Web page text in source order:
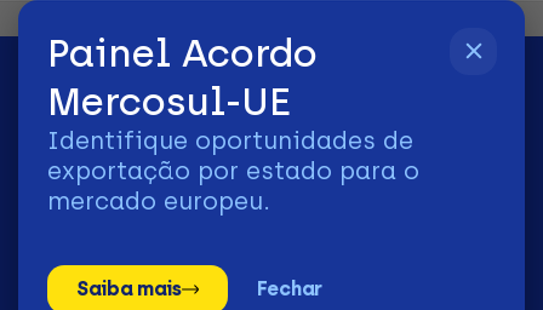
Painel Acordo
Mercosul-UE
Identifique oportunidades de
exportação por estado para o
mercado europeu.
Saiba mais Fechar
2026 | © Todos os Direitos Reservados - ApexBrasil
Patrocínio